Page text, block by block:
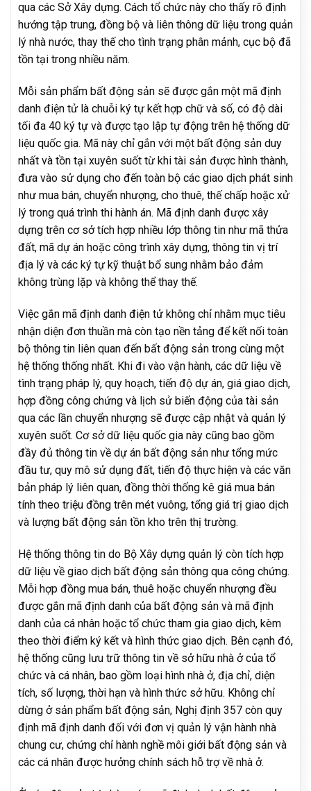
qua các Sở Xây dựng. Cách tổ chức này cho thấy rõ định
hướng tập trung, đồng bộ và liên thông dữ liệu trong quản
lý nhà nước, thay thế cho tình trạng phân mảnh, cục bộ đã
tồn tại trong nhiều năm.
Mỗi sản phẩm bất động sản sẽ được gắn một mã định
danh điện tử là chuỗi ký tự kết hợp chữ và số, có độ dài
tối đa 40 ký tự và được tạo lập tự động trên hệ thống dữ
liệu quốc gia. Mã này chỉ gắn với một bất động sản duy
nhất và tồn tại xuyên suốt từ khi tài sản được hình thành,
đưa vào sử dụng cho đến toàn bộ các giao dịch phát sinh
như mua bán, chuyển nhượng, cho thuê, thế chấp hoặc xử
lý trong quá trình thi hành án. Mã định danh được xây
dựng trên cơ sở tích hợp nhiều lớp thông tin như mã thửa
đất, mã dự án hoặc công trình xây dựng, thông tin vị trí
địa lý và các ký tự kỹ thuật bổ sung nhằm bảo đảm
không trùng lặp và không thể thay thế.
Việc gắn mã định danh điện tử không chỉ nhằm mục tiêu
nhận diện đơn thuần mà còn tạo nền tảng để kết nối toàn
bộ thông tin liên quan đến bất động sản trong cùng một
hệ thống thống nhất. Khi đi vào vận hành, các dữ liệu về
tình trạng pháp lý, quy hoạch, tiến độ dự án, giá giao dịch,
hợp đồng công chứng và lịch sử biến động của tài sản
qua các lần chuyển nhượng sẽ được cập nhật và quản lý
xuyên suốt. Cơ sở dữ liệu quốc gia này cũng bao gồm
đầy đủ thông tin về dự án bất động sản như tổng mức
đầu tư, quy mô sử dụng đất, tiến độ thực hiện và các văn
bản pháp lý liên quan, đồng thời thống kê giá mua bán
tính theo triệu đồng trên mét vuông, tổng giá trị giao dịch
và lượng bất động sản tồn kho trên thị trường.
Hệ thống thông tin do Bộ Xây dựng quản lý còn tích hợp
dữ liệu về giao dịch bất động sản thông qua công chứng.
Mỗi hợp đồng mua bán, thuê hoặc chuyển nhượng đều
được gắn mã định danh của bất động sản và mã định
danh của cá nhân hoặc tổ chức tham gia giao dịch, kèm
theo thời điểm ký kết và hình thức giao dịch. Bên cạnh đó,
hệ thống cũng lưu trữ thông tin về sở hữu nhà ở của tổ
chức và cá nhân, bao gồm loại hình nhà ở, địa chỉ, diện
tích, số lượng, thời hạn và hình thức sở hữu. Không chỉ
dừng ở sản phẩm bất động sản, Nghị định 357 còn quy
định mã định danh đối với đơn vị quản lý vận hành nhà
chung cư, chứng chỉ hành nghề môi giới bất động sản và
các cá nhân được hưởng chính sách hỗ trợ về nhà ở.